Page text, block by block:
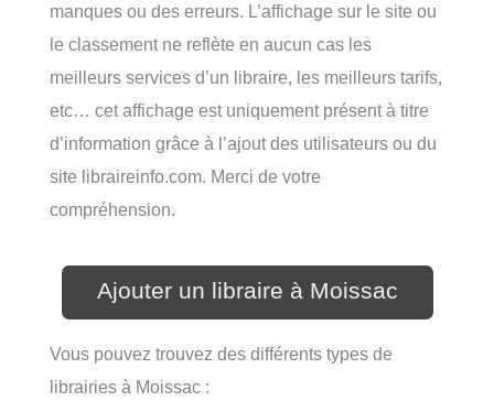
manques ou des erreurs. L’affichage sur le site ou
le classement ne reflète en aucun cas les
meilleurs services d’un libraire, les meilleurs tarifs,
etc… cet affichage est uniquement présent à titre
d’information grâce à l’ajout des utilisateurs ou du
site libraireinfo.com. Merci de votre
compréhension.
Ajouter un libraire à Moissac
Vous pouvez trouvez des différents types de
librairies à Moissac :